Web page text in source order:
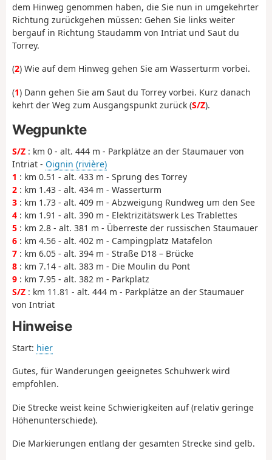
dem Hinweg genommen haben, die Sie nun in umgekehrter
Richtung zurückgehen müssen: Gehen Sie links weiter
bergauf in Richtung Staudamm von Intriat und Saut du
Torrey.
(2) Wie auf dem Hinweg gehen Sie am Wasserturm vorbei.
(1) Dann gehen Sie am Saut du Torrey vorbei. Kurz danach
kehrt der Weg zum Ausgangspunkt zurück (S/Z).
Wegpunkte
S/Z : km 0 - alt. 444 m - Parkplätze an der Staumauer von
Intriat - Oignin (rivière)
1 : km 0.51 - alt. 433 m - Sprung des Torrey
2 : km 1.43 - alt. 434 m - Wasserturm
3 : km 1.73 - alt. 409 m - Abzweigung Rundweg um den See
4 : km 1.91 - alt. 390 m - Elektrizitätswerk Les Trablettes
5 : km 2.8 - alt. 381 m - Überreste der russischen Staumauer
6 : km 4.56 - alt. 402 m - Campingplatz Matafelon
7 : km 6.05 - alt. 394 m - Straße D18 – Brücke
8 : km 7.14 - alt. 383 m - Die Moulin du Pont
9 : km 7.95 - alt. 382 m - Parkplatz
S/Z : km 11.81 - alt. 444 m - Parkplätze an der Staumauer
von Intriat
Hinweise
Start: hier
Gutes, für Wanderungen geeignetes Schuhwerk wird
empfohlen.
Die Strecke weist keine Schwierigkeiten auf (relativ geringe
Höhenunterschiede).
Die Markierungen entlang der gesamten Strecke sind gelb.